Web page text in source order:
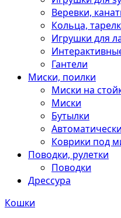
Веревки,
Кольца,
Игрушки для
Гантели
Миски, поилки
Миски на
Миски
Бутылки
Коврики под
Поводки, рулетки
Поводки
Дрессура
Кошки